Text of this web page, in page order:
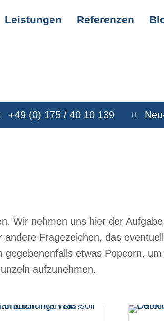
Leistungen Referenzen
+49 (0) 175 / 40 10 139
Wir nehmen uns hier der
Fragezeichen, das
etwas Popcorn,
aufzunehmen.